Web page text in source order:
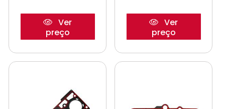
Ver
preço
Ver
preço